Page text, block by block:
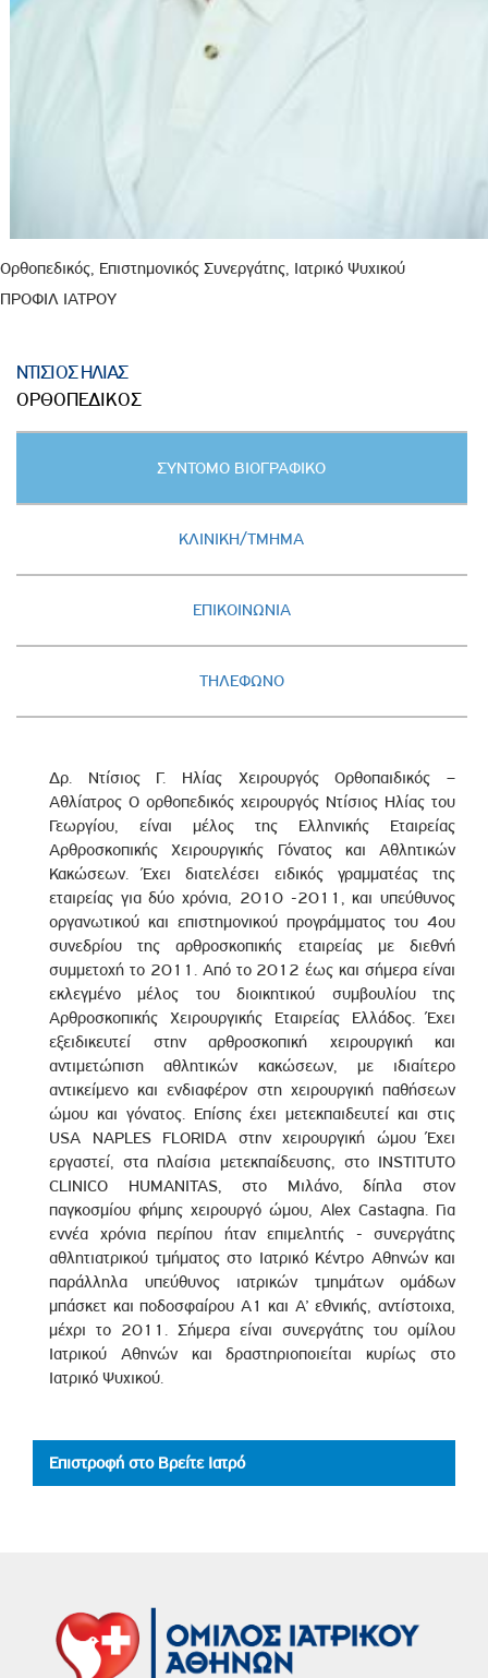
Ορθοπεδικός, Επιστημονικός Συνεργάτης, Ιατρικό Ψυχικού
ΠΡΟΦΙΛ ΙΑΤΡΟΥ
ΝΤΙΣΙΟΣ ΗΛΙΑΣ
ΟΡΘΟΠΕΔΙΚΟΣ
ΣΥΝΤΟΜΟ ΒΙΟΓΡΑΦΙΚΟ
ΚΛΙΝΙΚΗ/ΤΜΗΜΑ
ΕΠΙΚΟΙΝΩΝΙΑ
ΤΗΛΕΦΩΝΟ
Δρ. Ντίσιος Γ. Ηλίας Χειρουργός Ορθοπαιδικός –
Αθλίατρος Ο ορθοπεδικός χειρουργός Ντίσιος Ηλίας του
Γεωργίου, είναι μέλος της Ελληνικής Εταιρείας
Αρθροσκοπικής Χειρουργικής Γόνατος και Αθλητικών
Κακώσεων. Έχει διατελέσει ειδικός γραμματέας της
εταιρείας για δύο χρόνια, 2010 -2011, και υπεύθυνος
οργανωτικού και επιστημονικού προγράμματος του 4ου
συνεδρίου της αρθροσκοπικής εταιρείας με διεθνή
συμμετοχή το 2011. Από το 2012 έως και σήμερα είναι
εκλεγμένο μέλος του διοικητικού συμβουλίου της
Αρθροσκοπικής Χειρουργικής Εταιρείας Ελλάδος. Έχει
εξειδικευτεί στην αρθροσκοπική χειρουργική και
αντιμετώπιση αθλητικών κακώσεων, με ιδιαίτερο
αντικείμενο και ενδιαφέρον στη χειρουργική παθήσεων
ώμου και γόνατος. Επίσης έχει μετεκπαιδευτεί και στις
USA NAPLES FLORIDA στην χειρουργική ώμου Έχει
εργαστεί, στα πλαίσια μετεκπαίδευσης, στο INSTITUTO
CLINICO HUMANITAS, στο Μιλάνο, δίπλα στον
παγκοσμίου φήμης χειρουργό ώμου, Alex Castagna. Για
εννέα χρόνια περίπου ήταν επιμελητής - συνεργάτης
αθλητιατρικού τμήματος στο Ιατρικό Κέντρο Αθηνών και
παράλληλα υπεύθυνος ιατρικών τμημάτων ομάδων
μπάσκετ και ποδοσφαίρου Α1 και A’ εθνικής, αντίστοιχα,
μέχρι το 2011. Σήμερα είναι συνεργάτης του ομίλου
Ιατρικού Αθηνών και δραστηριοποιείται κυρίως στο
Ιατρικό Ψυχικού.
Επιστροφή στο Βρείτε Ιατρό